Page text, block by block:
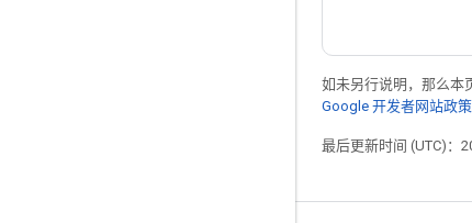
如未另行说明，那么本
Google 开发者网站政策
最后更新时间 (UTC)：